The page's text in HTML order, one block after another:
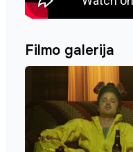
Filmo galerija